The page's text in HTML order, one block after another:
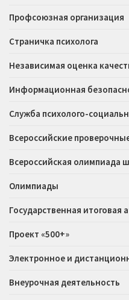
Профсоюзная организация
Страничка психолога
Независимая оценка
Информационная
Служба психолого-
Всероссийские
Всероссийская олимпиада
Олимпиады
Государственная итоговая
Проект «500+»
Электронное и
Внеурочная деятельность